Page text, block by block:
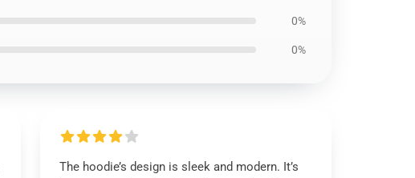
0%
0%
The hoodie’s design is sleek and modern. It’s